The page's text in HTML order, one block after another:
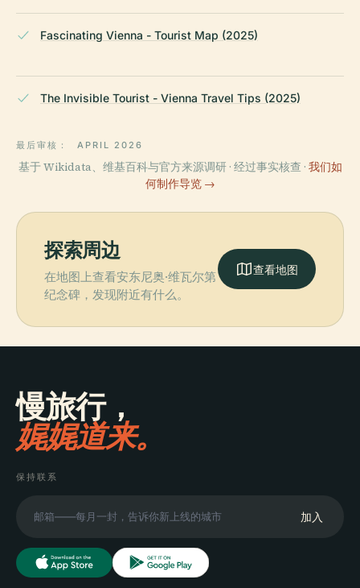
Fascinating Vienna - Tourist Map (2025)
The Invisible Tourist - Vienna Travel Tips (2025)
最后审核： APRIL 2026
基于 Wikidata、维基百科与官方来源调研 · 经过事实核查 · 我们如
何制作导览 →
探索周边
在地图上查看安东尼奥·维瓦尔第
纪念碑，发现附近有什么。
查看地图
慢旅行，
娓娓道来。
保持联系
加入